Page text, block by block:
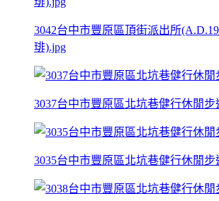
3042台中市豐原區頂街派出所
琲).jpg
3037台中市豐原區北坑巷健行休閒步
3035台中市豐原區北坑巷健行休閒步